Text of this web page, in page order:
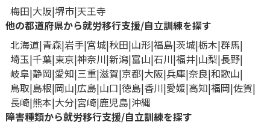
梅田 大阪 堺市 天王寺
他の都道府県から就労移行支援/自立訓練を探す
北海道 青森 岩手 宮城 秋田 山形 福島 茨城 栃木 群馬
埼玉 千葉 東京 神奈川 新潟 富山 石川 福井 山梨 長野
岐阜 静岡 愛知 三重 滋賀 京都 大阪 兵庫 奈良 和歌山
鳥取 島根 岡山 広島 山口 徳島 香川 愛媛 高知 福岡 佐賀
長崎 熊本 大分 宮崎 鹿児島 沖縄
障害種類から就労移行支援/自立訓練を探す